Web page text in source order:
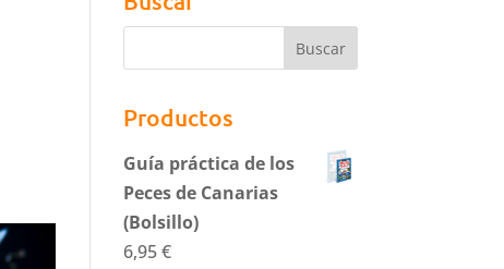
Productos
Guía práctica de los
Peces de Canarias
(Bolsillo)
6,95€